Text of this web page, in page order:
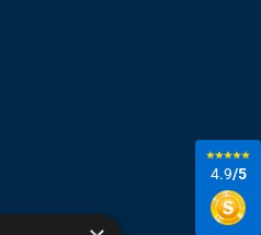
4.9/5